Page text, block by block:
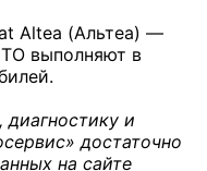
Altea (Альтеа) —
выполняют в
и
достаточно
на сайте